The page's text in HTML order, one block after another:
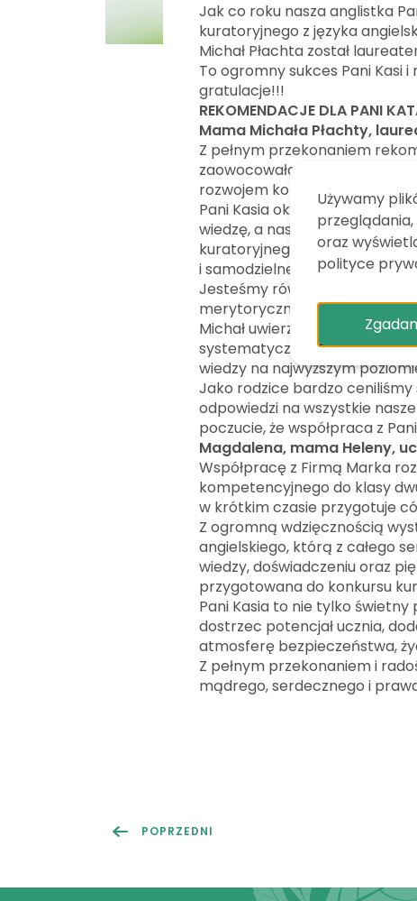
Jak co roku nasza anglistka
kuratoryjnego z języka
Michał Płachta został
To ogromny sukces Pani Kasi
gratulacje!!!
REKOMENDACJE DLA PANI
Mama Michała Płachty,
Z pełnym przekonaniem
zaowocowała uzyskaniem
rozwojem kompetencji
Pani Kasia okazała się
wiedzę, a następnie
kuratoryjnego. Niemniej
i samodzielnej nauki, które
Jesteśmy również pod
merytorycznej, ale również
Michał uwierzył, że możliwie
systematycznej pracy zawsze
wiedzy na najwyższym
Jako rodzice bardzo
odpowiedzi na wszystkie
poczucie, że współpraca z
Magdalena, mama Heleny,
Współpracę z Firmą Marka
kompetencyjnego do klasy
w krótkim czasie przygotuje
Z ogromną wdzięcznością
angielskiego, którą z całego
wiedzy, doświadczeniu oraz
przygotowana do konkursu
Pani Kasia to nie tylko świetny
dostrzec potencjał ucznia,
atmosferę bezpieczeństwa,
Z pełnym przekonaniem i
mądrego, serdecznego i
POPRZEDNI
Używamy
oraz
polityce